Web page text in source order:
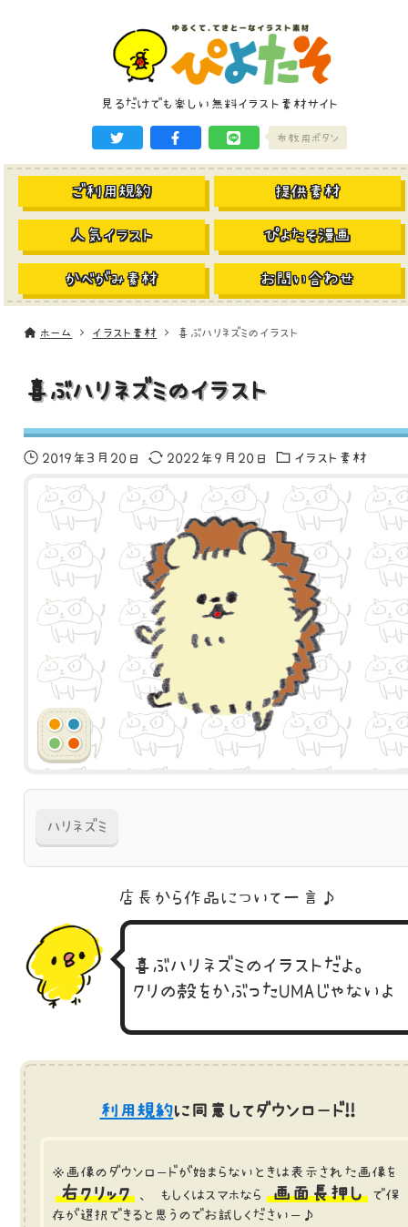
見るだけでも楽しい無料イラスト素材サイト
布教用ボタン
ご利用規約 提供素材
人気イラスト ぴよたそ漫画
かべがみ素材 お問い合わせ
ホーム イラスト素材 喜ぶハリネズミのイラスト
喜ぶハリネズミのイラスト
2019年3月20日 2022年9月20日 イラスト素材
ハリネズミ
店長から作品に ついて一言♪
喜ぶハリネズミのイラストだよ。
クリの殻をかぶったUMAじゃないよ
利用規約に同意してダウンロード!!
※画像のダウンロードが始まらないときは表示された画像を
右クリック 、 もしくはスマホなら 画面長押し
で保
存が選択できると思うのでお試しくださいー♪